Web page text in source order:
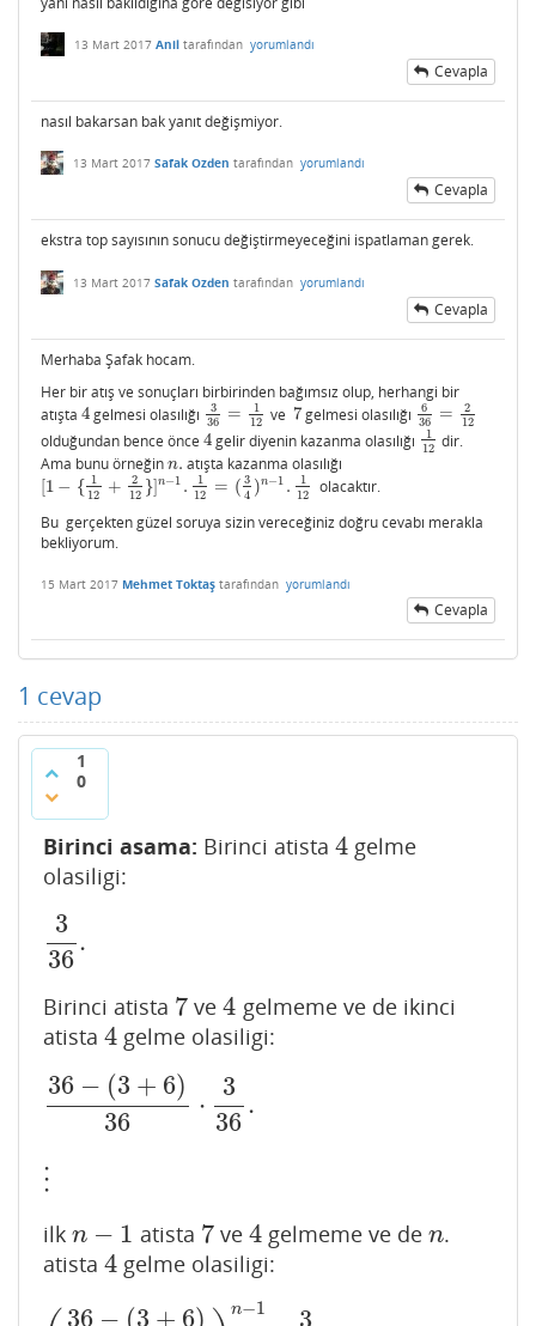
13 Mart 2017 Anil tarafından yorumlandı
Cevapla
nasıl bakarsan bak yanıt değişmiyor.
13 Mart 2017 Safak Ozden tarafından yorumlandı
Cevapla
ekstra top sayısının sonucu değiştirmeyeceğini ispatlaman gerek.
13 Mart 2017 Safak Ozden tarafından yorumlandı
Cevapla
Merhaba Şafak hocam.
Her bir atış ve sonuçları birbirinden bağımsız olup, herhangi bir
atışta 4
4gelmesi olasılığı
3
36
=
1
12
336=1 12 ve 7
7gelmesi olasılığı
6
36
=
2
12
636=2 12
olduğundan bence önce 4
4gelir diyenin kazanma olasılığı
1
12
112dir.
Ama bunu örneğin n.
n. atışta kazanma olasılığı
[1 − { 1
12
+
2
12 }] n−1 .
1
12
= ( 3
4 )n−1 .
1
12
1 −{1 12+ 212 }]n − 1.112 =(3 4)n −1112
olacaktır.
Bu gerçekten güzel soruya sizin vereceğiniz doğru cevabı merakla
bekliyorum.
15 Mart 2017 Mehmet Toktaş tarafından yorumlandı
Cevapla
1 cevap
1
0
Birinci asama: Birinci atista 4
4 gelme
olasiligi:
3
36
.
336.
Birinci atista 7
7 ve4
4 gelmeme ve de ikinci
atista 4
4 gelme olasiligi:
36 − (3 + 6)
36
⋅
3
36
.
36−(3+6)36⋅3 36.
⋮⋮
ilk n − 1
n−1 atista 7
7ve 4
4 gelmeme ve den
n.
atista 4
4 gelme olasiligi:
36 − (3 + 6) n−1 3